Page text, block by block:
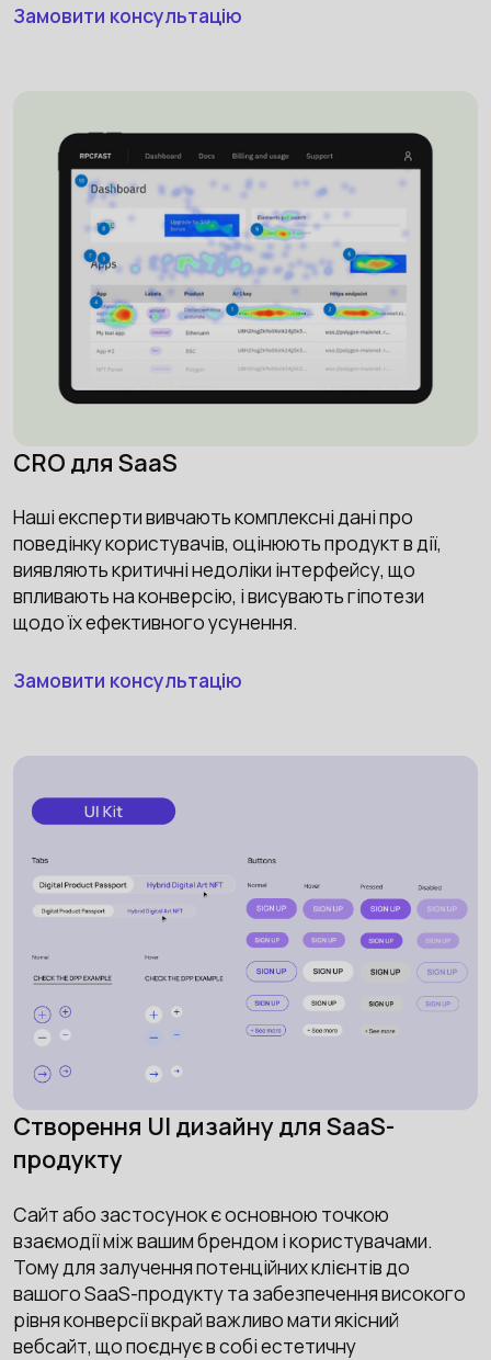
Замовити консультацію
CRO для SaaS
Наші експерти вивчають комплексні дані про
поведінку користувачів, оцінюють продукт в дії,
виявляють критичні недоліки інтерфейсу, що
впливають на конверсію, і висувають гіпотези
щодо їх ефективного усунення.
Замовити консультацію
Створення UI дизайну для SaaS-
продукту
Сайт або застосунок є основною точкою
взаємодії між вашим брендом і користувачами.
Тому для залучення потенційних клієнтів до
вашого SaaS-продукту та забезпечення високого
рівня конверсії вкрай важливо мати якісний
вебсайт, що поєднує в собі естетичну